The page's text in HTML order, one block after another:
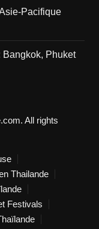
Pacifique
Phuket
All rights
Thailande
Festivals